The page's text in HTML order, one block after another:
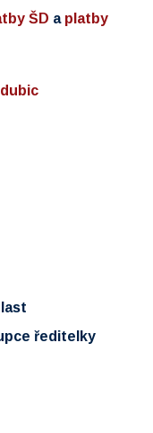
ŠD a platby
ředitelky